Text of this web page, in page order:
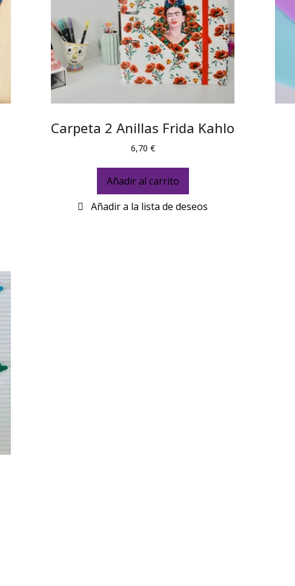
Carpeta 2 Anillas Frida Kahlo
6,70 €
Añadir al carrito